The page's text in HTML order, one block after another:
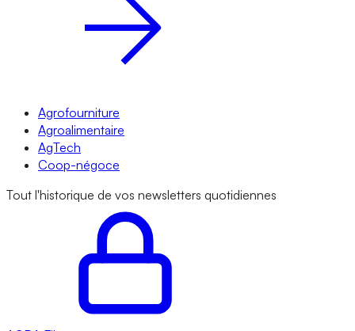
Agrofourniture
Agroalimentaire
AgTech
Coop-négoce
Tout l'historique de vos newsletters quotidiennes